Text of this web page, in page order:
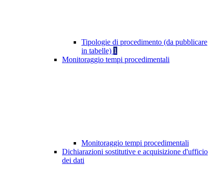
Tipologie di procedimento (da pubblicare
in tabelle) 1
Monitoraggio tempi procedimentali
Monitoraggio tempi procedimentali
Dichiarazioni sostitutive e acquisizione d'ufficio
dei dati